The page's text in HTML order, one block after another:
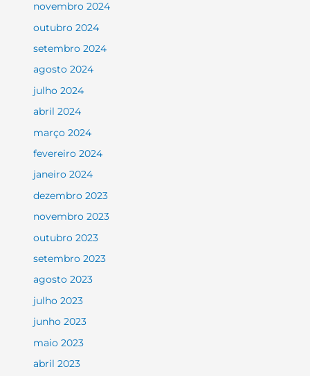
novembro 2024
outubro 2024
setembro 2024
agosto 2024
julho 2024
abril 2024
março 2024
fevereiro 2024
janeiro 2024
dezembro 2023
novembro 2023
outubro 2023
setembro 2023
agosto 2023
julho 2023
junho 2023
maio 2023
abril 2023